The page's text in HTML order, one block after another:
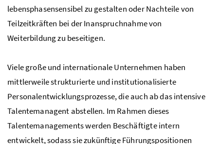
lebensphasensensibel zu gestalten oder Nachteile von
Teilzeitkräften bei der Inanspruchnahme von
Weiterbildung zu beseitigen.
Viele große und internationale Unternehmen haben
mittlerweile strukturierte und institutionalisierte
Personalentwicklungsprozesse, die auch ab das intensive
Talentemanagent abstellen. Im Rahmen dieses
Talentemanagements werden Beschäftigte intern
entwickelt, sodass sie zukünftige Führungspositionen